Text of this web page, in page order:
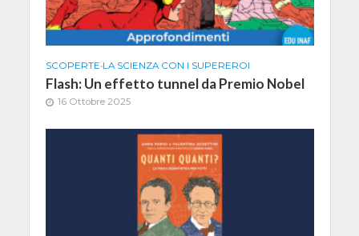
SCOPERTE•LA SCIENZA CON I SUPEREROI
Flash: Un effetto tunnel da Premio Nobel
16 Ottobre 2025